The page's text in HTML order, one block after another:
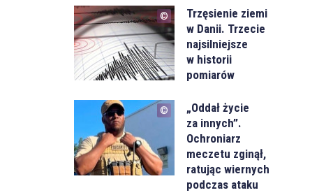
Trzęsienie ziemi
w Danii. Trzecie
najsilniejsze
w historii
pomiarów
„Oddał życie
za innych”.
Ochroniarz
meczetu zginął,
ratując wiernych
podczas ataku